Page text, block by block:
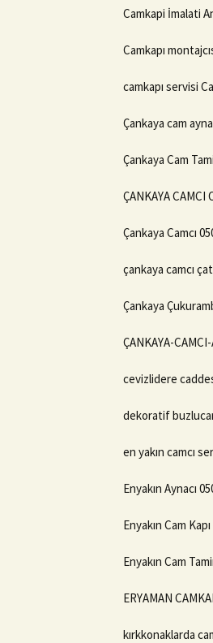
Camkapi İmalati
Camkapı
camkapı servisi
Çankaya cam
Çankaya Cam
ÇANKAYA CAMCI
Çankaya Camcı
çankaya camcı
Çankaya
ÇANKAYA-
cevizlidere
dekoratif
en yakın camcı
Enyakın Aynacı
Enyakın Cam
Enyakın Cam
ERYAMAN
kırkkonaklarda